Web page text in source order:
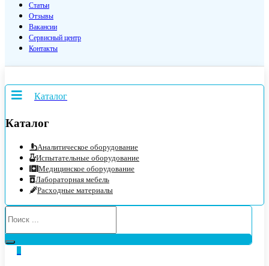
Статьи
Отзывы
Вакансии
Сервисный центр
Контакты
Каталог
Каталог
Аналитическое оборудование
Испытательные оборудование
Медицинское оборудование
Лабораторная мебель
Расходные материалы